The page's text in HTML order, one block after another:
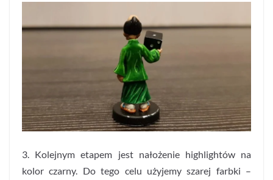
3. Kolejnym etapem jest nałożenie highlightów na
kolor czarny. Do tego celu użyjemy szarej farbki –